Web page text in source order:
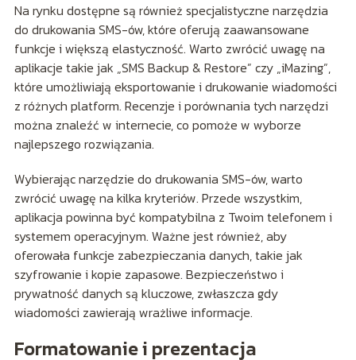
Na rynku dostępne są również specjalistyczne narzędzia
do drukowania SMS-ów, które oferują zaawansowane
funkcje i większą elastyczność. Warto zwrócić uwagę na
aplikacje takie jak „SMS Backup & Restore” czy „iMazing”,
które umożliwiają eksportowanie i drukowanie wiadomości
z różnych platform. Recenzje i porównania tych narzędzi
można znaleźć w internecie, co pomoże w wyborze
najlepszego rozwiązania.
Wybierając narzędzie do drukowania SMS-ów, warto
zwrócić uwagę na kilka kryteriów. Przede wszystkim,
aplikacja powinna być kompatybilna z Twoim telefonem i
systemem operacyjnym. Ważne jest również, aby
oferowała funkcje zabezpieczania danych, takie jak
szyfrowanie i kopie zapasowe. Bezpieczeństwo i
prywatność danych są kluczowe, zwłaszcza gdy
wiadomości zawierają wrażliwe informacje.
Formatowanie i prezentacja